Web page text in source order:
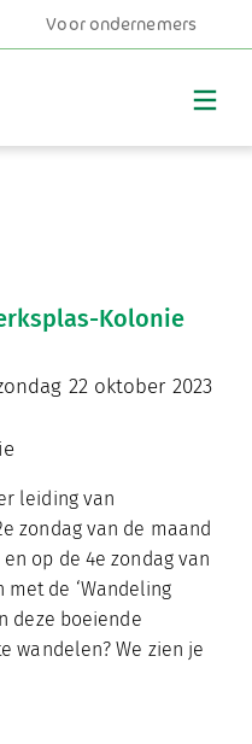
Voor ondernemers
Kolonie
22 oktober 2023
leiding van
zondag van de maand
op de 4e zondag van
de ‘Wandeling
deze boeiende
wandelen? We zien je